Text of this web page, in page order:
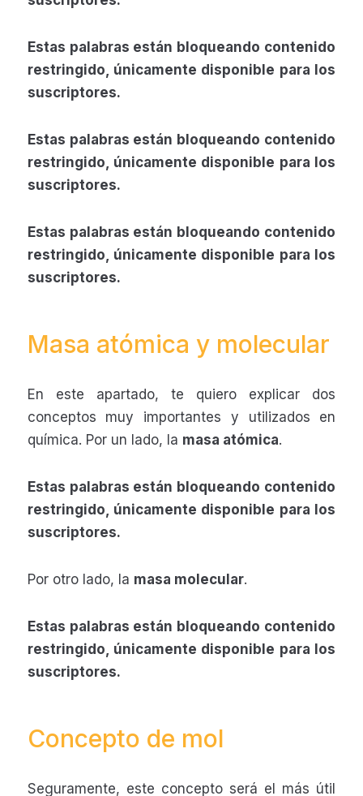
Estas palabras están bloqueando contenido
restringido, únicamente disponible para los
suscriptores.
Estas palabras están bloqueando contenido
restringido, únicamente disponible para los
suscriptores.
Estas palabras están bloqueando contenido
restringido, únicamente disponible para los
suscriptores.
Masa atómica y molecular
En este apartado, te quiero explicar dos
conceptos muy importantes y utilizados en
química. Por un lado, la masa atómica.
Estas palabras están bloqueando contenido
restringido, únicamente disponible para los
suscriptores.
Por otro lado, la masa molecular.
Estas palabras están bloqueando contenido
restringido, únicamente disponible para los
suscriptores.
Concepto de mol
Seguramente, este concepto será el más útil